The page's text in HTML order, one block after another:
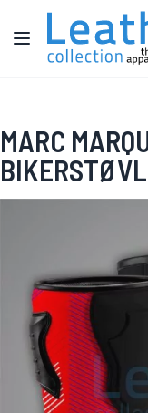
Hopp til innhold
Toggle Nav
MARC